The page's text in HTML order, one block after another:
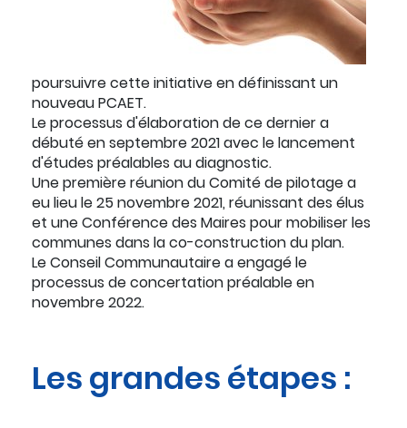
poursuivre cette initiative en définissant un
nouveau PCAET.
Le processus d'élaboration de ce dernier a
débuté en septembre 2021 avec le lancement
d'études préalables au diagnostic.
Une première réunion du Comité de pilotage a
eu lieu le 25 novembre 2021, réunissant des élus
et une Conférence des Maires pour mobiliser les
communes dans la co-construction du plan.
Le Conseil Communautaire a engagé le
processus de concertation préalable en
novembre 2022.
Les grandes étapes :